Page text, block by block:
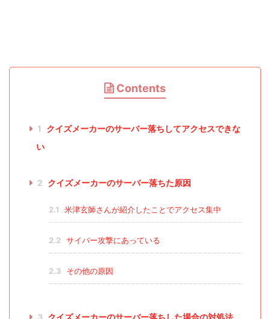
Contents
1
クイズメーカーのサーバー落ちしてアクセスできな
い
2 クイズメーカーのサーバー落ちた原因
2.1 米津玄師さんが紹介したことでアクセス集中
2.2 サイバー攻撃にあっている
2.3 その他の原因